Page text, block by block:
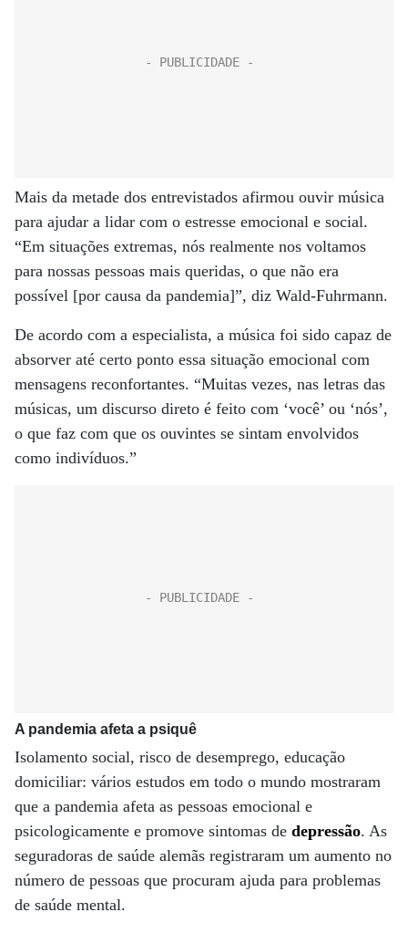
Mais da metade dos entrevistados afirmou ouvir música
para ajudar a lidar com o estresse emocional e social.
“Em situações extremas, nós realmente nos voltamos
para nossas pessoas mais queridas, o que não era
possível [por causa da pandemia]”, diz Wald-Fuhrmann.
De acordo com a especialista, a música foi sido capaz de
absorver até certo ponto essa situação emocional com
mensagens reconfortantes. “Muitas vezes, nas letras das
músicas, um discurso direto é feito com ‘você’ ou ‘nós’,
o que faz com que os ouvintes se sintam envolvidos
como indivíduos.”
A pandemia afeta a psiquê
Isolamento social, risco de desemprego, educação
domiciliar: vários estudos em todo o mundo mostraram
que a pandemia afeta as pessoas emocional e
psicologicamente e promove sintomas de depressão. As
seguradoras de saúde alemãs registraram um aumento no
número de pessoas que procuram ajuda para problemas
de saúde mental.